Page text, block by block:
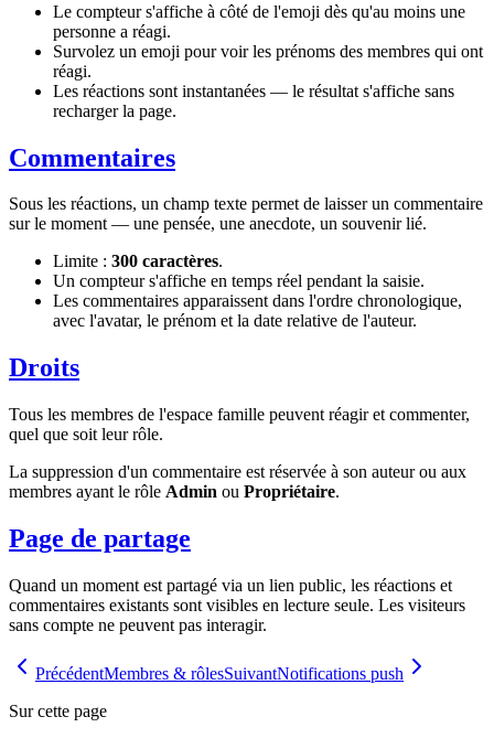
Le compteur s'affiche à côté de l'emoji dès qu'au moins une
personne a réagi.
Survolez un emoji pour voir les prénoms des membres qui ont
réagi.
Les réactions sont instantanées — le résultat s'affiche sans
recharger la page.
Commentaires
Sous les réactions, un champ texte permet de laisser un commentaire
sur le moment — une pensée, une anecdote, un souvenir lié.
Limite : 300 caractères.
Un compteur s'affiche en temps réel pendant la saisie.
Les commentaires apparaissent dans l'ordre chronologique,
avec l'avatar, le prénom et la date relative de l'auteur.
Droits
Tous les membres de l'espace famille peuvent réagir et commenter,
quel que soit leur rôle.
La suppression d'un commentaire est réservée à son auteur ou aux
membres ayant le rôle Admin ou Propriétaire.
Page de partage
Quand un moment est partagé via un lien public, les réactions et
commentaires existants sont visibles en lecture seule. Les visiteurs
sans compte ne peuvent pas interagir.
PrécédentMembres & rôlesSuivantNotifications push
Sur cette page